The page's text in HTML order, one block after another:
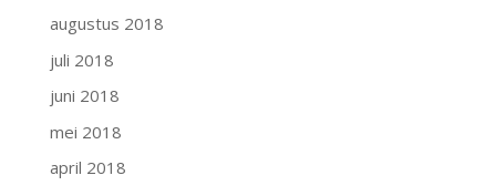
augustus 2018
juli 2018
juni 2018
mei 2018
april 2018